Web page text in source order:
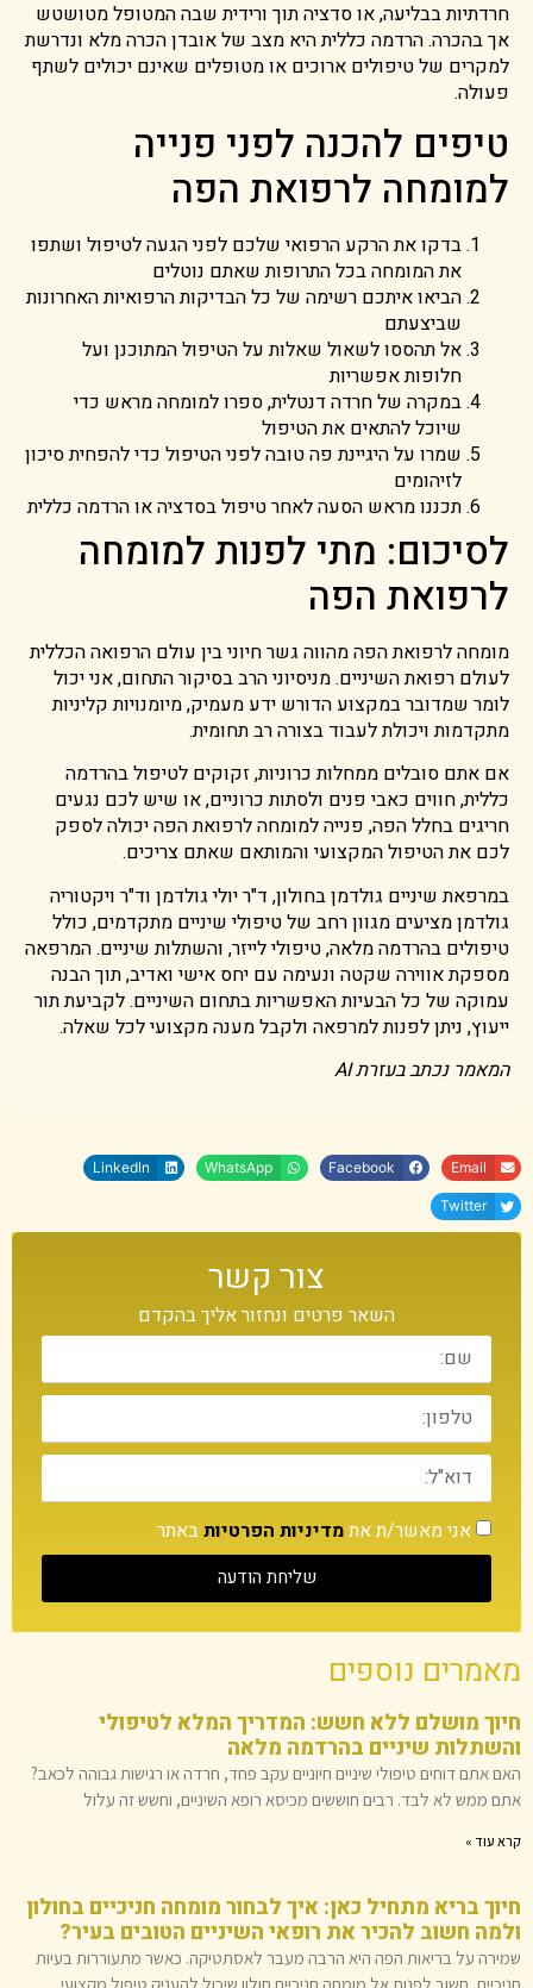
חרדתיות בבליעה, או סדציה תוך ורידית שבה המטופל מטושטש
אך בהכרה. הרדמה כללית היא מצב של אובדן הכרה מלא ונדרשת
למקרים של טיפולים ארוכים או מטופלים שאינם יכולים לשתף
פעולה.
טיפים להכנה לפני פנייה
למומחה לרפואת הפה
בדקו את הרקע הרפואי שלכם לפני הגעה לטיפול ושתפו
את המומחה בכל התרופות שאתם נוטלים
הביאו איתכם רשימה של כל הבדיקות הרפואיות האחרונות
שביצעתם
אל תהססו לשאול שאלות על הטיפול המתוכנן ועל
חלופות אפשריות
במקרה של חרדה דנטלית, ספרו למומחה מראש כדי
שיוכל להתאים את הטיפול
שמרו על היגיינת פה טובה לפני הטיפול כדי להפחית סיכון
לזיהומים
תכננו מראש הסעה לאחר טיפול בסדציה או הרדמה כללית
לסיכום: מתי לפנות למומחה
לרפואת הפה
מומחה לרפואת הפה מהווה גשר חיוני בין עולם הרפואה הכללית
לעולם רפואת השיניים. מניסיוני הרב בסיקור התחום, אני יכול
לומר שמדובר במקצוע הדורש ידע מעמיק, מיומנויות קליניות
מתקדמות ויכולת לעבוד בצורה רב תחומית.
אם אתם סובלים ממחלות כרוניות, זקוקים לטיפול בהרדמה
כללית, חווים כאבי פנים ולסתות כרוניים, או שיש לכם נגעים
חריגים בחלל הפה, פנייה למומחה לרפואת הפה יכולה לספק
לכם את הטיפול המקצועי והמותאם שאתם צריכים.
במרפאת שיניים גולדמן בחולון, ד"ר יולי גולדמן וד"ר ויקטוריה
גולדמן מציעים מגוון רחב של טיפולי שיניים מתקדמים, כולל
טיפולים בהרדמה מלאה, טיפולי לייזר, והשתלות שיניים. המרפאה
מספקת אווירה שקטה ונעימה עם יחס אישי ואדיב, תוך הבנה
עמוקה של כל הבעיות האפשריות בתחום השיניים. לקביעת תור
ייעוץ, ניתן לפנות למרפאה ולקבל מענה מקצועי לכל שאלה.
המאמר נכתב בעזרת AI
Email
Facebook
WhatsApp
LinkedIn
Twitter
צור קשר
השאר פרטים ונחזור אליך בהקדם
אני מאשר/ת אתמדיניות הפרטיותבאתר
שליחת הודעה
מאמרים נוספים
חיוך מושלם ללא חשש: המדריך המלא לטיפולי
והשתלות שיניים בהרדמה מלאה
האם אתם דוחים טיפולי שיניים חיוניים עקב פחד, חרדה או רגישות גבוהה לכאב?
אתם ממש לא לבד. רבים חוששים מכיסא רופא השיניים, וחשש זה עלול
קרא עוד »
חיוך בריא מתחיל כאן: איך לבחור מומחה חניכיים בחולון
ולמה חשוב להכיר את רופאי השיניים הטובים בעיר?
שמירה על בריאות הפה היא הרבה מעבר לאסתטיקה. כאשר מתעוררות בעיות
חניכיים, חשוב לפנות אל מומחה חניכיים חולון שיכול להעניק טיפול מקצועי